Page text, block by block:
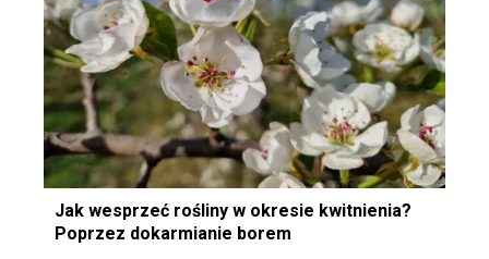
Jak wesprzeć rośliny w okresie kwitnienia?
Poprzez dokarmianie borem